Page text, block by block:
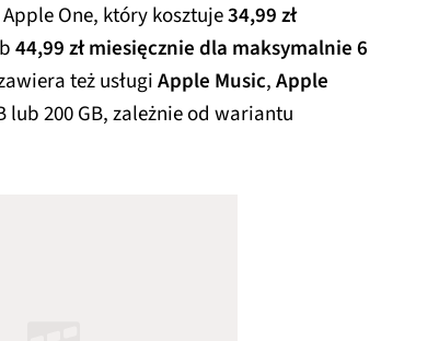
One, który kosztuje34,99 zł
44,99 zł miesięcznie dla maksymalnie 6
też usługiApple Music,Apple
lub 200 GB, zależnie od wariantu